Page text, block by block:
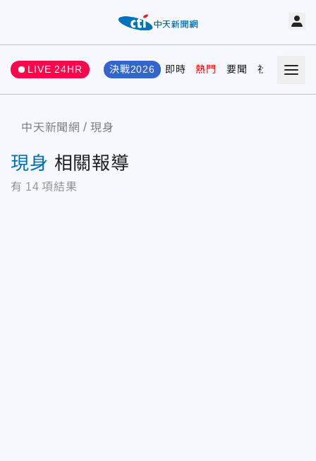
LIVE 24HR 決戰2026 即時 熱門 要聞 社會 娛樂
中天新聞網 現身
現身 相關報導
有 14 項結果